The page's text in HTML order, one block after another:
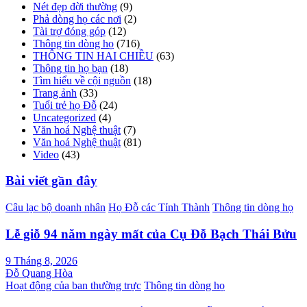
Nét đẹp đời thường (9)
Phả dòng họ các nơi (2)
Tài trợ đóng góp (12)
Thông tin dòng họ (716)
THÔNG TIN HAI CHIỀU (63)
Thông tin họ bạn (18)
Tìm hiểu về cội nguồn (18)
Trang ảnh (33)
Tuổi trẻ họ Đỗ (24)
Uncategorized (4)
Văn hoá Nghệ thuật (7)
Văn hoá Nghệ thuật (81)
Video (43)
Bài viết gần đây
Câu lạc bộ doanh nhân Họ Đỗ các Tỉnh Thành Thông tin dòng họ
Lễ giỗ 94 năm ngày mất của Cụ Đỗ Bạch Thái Bửu
9 Tháng 8, 2026
Đỗ Quang Hòa
Hoạt động của ban thường trực Thông tin dòng họ